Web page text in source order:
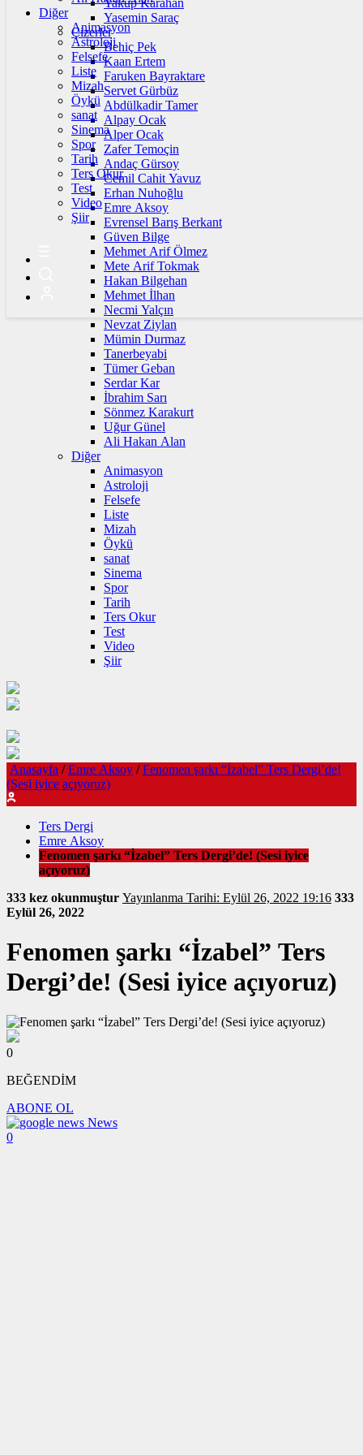
Diğer
Animasyon
Astroloji
Felsefe
Liste
Mizah
Öykü
sanat
Sinema
Spor
Tarih
Ters Okur
Test
Video
Şiir
Yakup Karahan
Yasemin Saraç
Çizerler
Behiç Pek
Kaan Ertem
Faruken Bayraktare
Servet Gürbüz
Abdülkadir Tamer
Alpay Ocak
Alper Ocak
Zafer Temoçin
Andaç Gürsoy
Cemil Cahit Yavuz
Erhan Nuhoğlu
Emre Aksoy
Evrensel Barış Berkant
Güven Bilge
Mehmet Arif Ölmez
Mete Arif Tokmak
Hakan Bilgehan
Mehmet İlhan
Necmi Yalçın
Nevzat Ziylan
Mümin Durmaz
Tanerbeyabi
Tümer Geban
Serdar Kar
İbrahim Sarı
Sönmez Karakurt
Uğur Günel
Ali Hakan Alan
Diğer
Animasyon
Astroloji
Felsefe
Liste
Mizah
Öykü
sanat
Sinema
Spor
Tarih
Ters Okur
Test
Video
Şiir
Anasayfa / Emre Aksoy / Fenomen şarkı “İzabel” Ters Dergi’de!
(Sesi iyice açıyoruz)
Ters Dergi
Emre Aksoy
Fenomen şarkı “İzabel” Ters Dergi’de! (Sesi iyice
açıyoruz)
333 kez okunmuştur
Yayınlanma Tarihi: Eylül 26, 2022 19:16 333
Eylül 26, 2022
Fenomen şarkı “İzabel” Ters
Dergi’de! (Sesi iyice açıyoruz)
0
BEĞENDİM
ABONE OL
News
0